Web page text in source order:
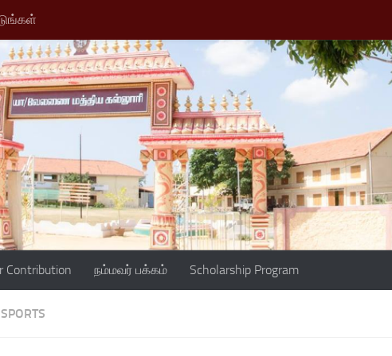
Contribution நம்மவர் பக்கம் Scholarship Program
SPORTS